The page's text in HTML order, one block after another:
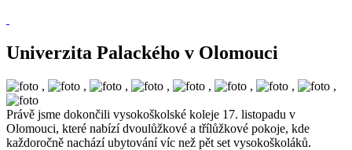
Univerzita Palackého v Olomouci
, , , , , , , ,
Právě jsme dokončili vysokoškolské koleje 17. listopadu v
Olomouci, které nabízí dvoulůžkové a třílůžkové pokoje, kde
každoročně nachází ubytování víc než pět set vysokoškoláků.